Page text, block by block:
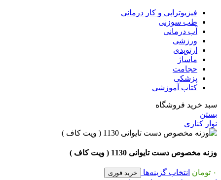
فیزیوتراپی و کار درمانی
طب سوزنی
آب درمانی
ورزشی
ارتوپدی
ماساژ
حجامت
پزشکی
کتاب آموزشی
سبد خرید فروشگاه
بستن
نوار کناری
وزنه مخصوص دست تایوانی 1130 ( ویت کاف )
۰ تومان انتخاب گزینه‌ها خرید فوری